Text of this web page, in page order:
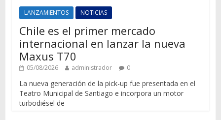
LANZAMIENTOS NOTICIAS
Chile es el primer mercado
internacional en lanzar la nueva
Maxus T70
05/08/2026 administrador 0
La nueva generación de la pick-up fue presentada en el
Teatro Municipal de Santiago e incorpora un motor
turbodiésel de